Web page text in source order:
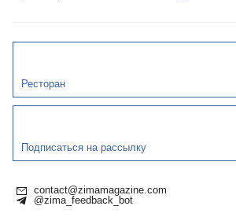
Ресторан
Подписаться на рассылку
contact@zimamagazine.com
@zima_feedback_bot